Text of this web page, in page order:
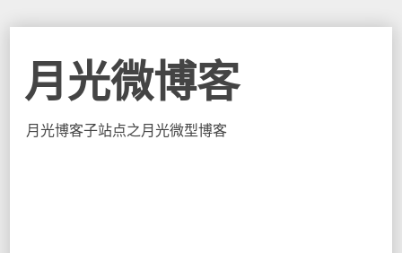
月光微博客
月光博客子站点之月光微型博客